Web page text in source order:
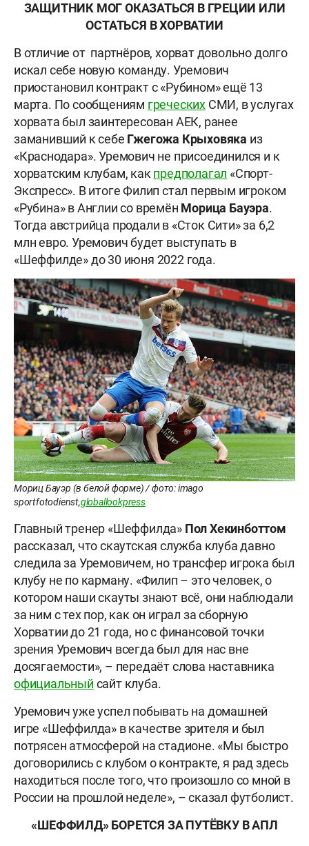
ЗАЩИТНИК МОГ ОКАЗАТЬСЯ В ГРЕЦИИ ИЛИ
ОСТАТЬСЯ В ХОРВАТИИ
В отличие от партнёров, хорват довольно долго
искал себе новую команду. Уремович
приостановил контракт с «Рубином» ещё 13
марта. По сообщениям греческих СМИ, в услугах
хорвата был заинтересован АЕК, ранее
заманивший к себе Гжегожа Крыховяка из
«Краснодара». Уремович не присоединился и к
хорватским клубам, как предполагал «Спорт-
Экспресс». В итоге Филип стал первым игроком
«Рубина» в Англии со времён Морица Бауэра.
Тогда австрийца продали в «Сток Сити» за 6,2
млн евро. Уремович будет выступать в
«Шеффилде» до 30 июня 2022 года.
Мориц Бауэр (в белой форме) / фото: imago
sportfotodienst,globallookpress
Главный тренер «Шеффилда» Пол Хекинботтом
рассказал, что скаутская служба клуба давно
следила за Уремовичем, но трансфер игрока был
клубу не по карману. «Филип – это человек, о
котором наши скауты знают всё, они наблюдали
за ним с тех пор, как он играл за сборную
Хорватии до 21 года, но с финансовой точки
зрения Уремович всегда был для нас вне
досягаемости», – передаёт слова наставника
официальный сайт клуба.
Уремович уже успел побывать на домашней
игре «Шеффилда» в качестве зрителя и был
потрясен атмосферой на стадионе. «Мы быстро
договорились с клубом о контракте, я рад здесь
находиться после того, что произошло со мной в
России на прошлой неделе», – сказал футболист.
«ШЕФФИЛД» БОРЕТСЯ ЗА ПУТЁВКУ В АПЛ